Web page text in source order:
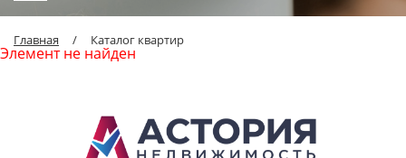
Главная / Каталог квартир
Элемент не найден